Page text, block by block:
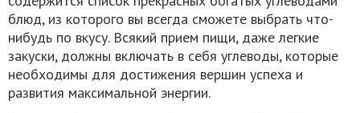
блюд, из которого вы всегда сможете выбрать что-
нибудь по вкусу. Всякий прием пищи, даже легкие
закуски, должны включать в себя углеводы, которые
необходимы для достижения вершин успеха и
развития максимальной энергии.